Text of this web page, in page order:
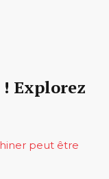
! Explorez
peut être